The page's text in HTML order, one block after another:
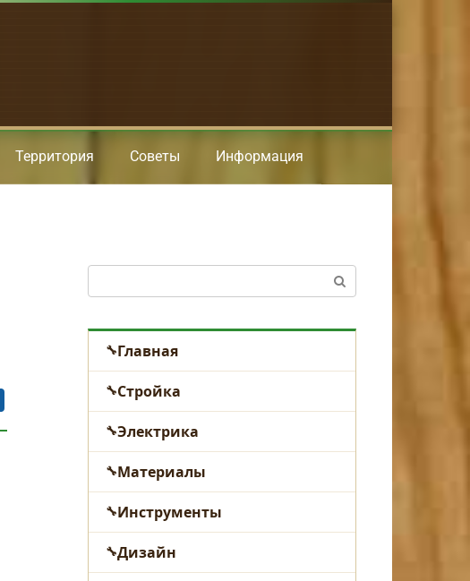
Территория Советы Информация
Главная
Стройка
Электрика
Материалы
Инструменты
Дизайн